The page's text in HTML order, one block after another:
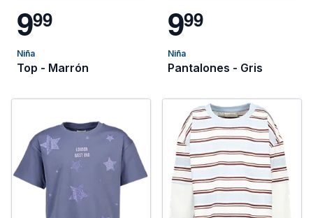
999
Niña
Top - Marrón
999
Niña
Pantalones - Gris